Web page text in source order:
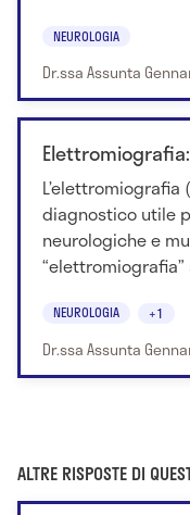
NEUROLOGIA
Dr.ssa Assunta
L’elettromiografia
diagnostico utile
neurologiche e
NEUROLOGIA +1
Dr.ssa Assunta
ALTRE RISPOSTE DI